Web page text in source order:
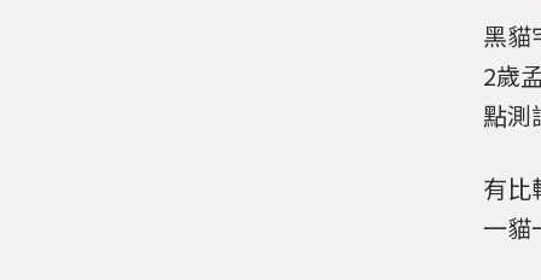
黑貓
2歲
點測
有比
一貓